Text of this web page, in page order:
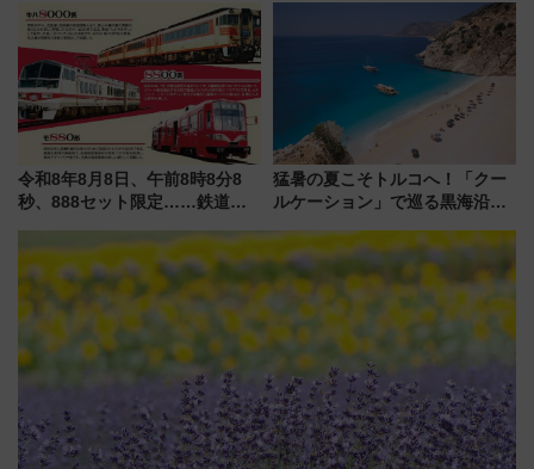
ん」始動
1億円出資で挑む新時代のまちづ
令和8年8月8日、午前8時8分8
秒、888セット限定……鉄道各
猛暑の夏こそトルコへ！「クー
ルケーション」で巡る黒海沿岸
連検索数が前年比237％増、ナ
ショジオも認める『2026年に訪
れるべき世界の旅先』